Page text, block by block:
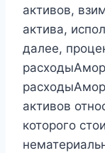
активов,
актива,
далее,
активов
которого